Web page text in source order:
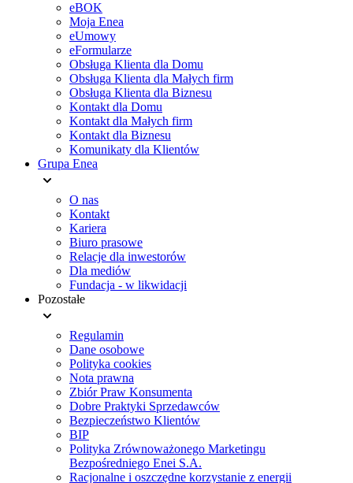
eBOK
Moja Enea
eUmowy
eFormularze
Obsługa Klienta dla Domu
Obsługa Klienta dla Małych firm
Obsługa Klienta dla Biznesu
Kontakt dla Domu
Kontakt dla Małych firm
Kontakt dla Biznesu
Komunikaty dla Klientów
Grupa Enea
O nas
Kontakt
Kariera
Biuro prasowe
Relacje dla inwestorów
Dla mediów
Fundacja - w likwidacji
Pozostałe
Regulamin
Dane osobowe
Polityka cookies
Nota prawna
Zbiór Praw Konsumenta
Dobre Praktyki Sprzedawców
Bezpieczeństwo Klientów
BIP
Polityka Zrównoważonego Marketingu
Bezpośredniego Enei S.A.
Racjonalne i oszczędne korzystanie z energii